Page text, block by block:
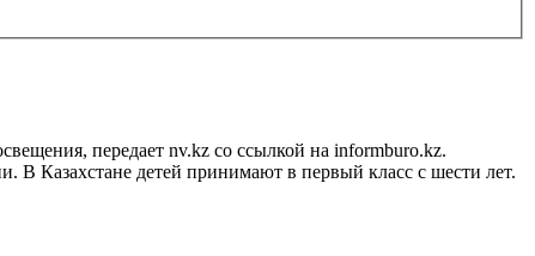
передает nv.kz со ссылкой на informburo.kz.
В Казахстане детей принимают в первый класс с шести лет.